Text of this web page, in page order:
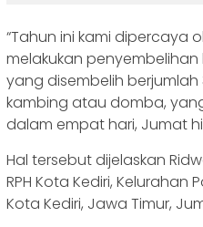
“Tahun ini kami dipercaya
melakukan
yang disembelih berjumlah
kambing atau domba,
dalam empat hari, Jumat
Hal tersebut dijelaskan
RPH Kota Kediri,
Kota Kediri, Jawa Timur,